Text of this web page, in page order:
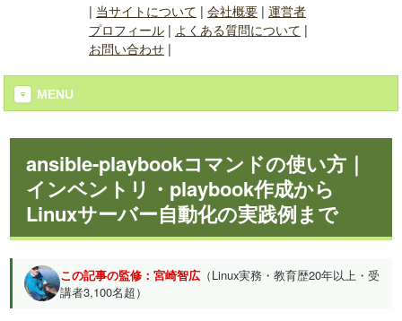
| 当サイトについて | 会社概要| 運営者
プロフィール| よくある質問について |
お問い合わせ|
MENU
ansible-playbookコマンドの使い方｜
インベントリ・playbook作成から
Linuxサーバー自動化の実践例まで
この記事の監修：宮崎智広 （Linux実務・教育歴20年以上・受
講者3,100名超）